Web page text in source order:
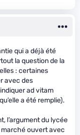
qui a déjà été
la question de la
: certaines
avec des
ad vitam
a été remplie).
l’argument du lycée
marché ouvert avec